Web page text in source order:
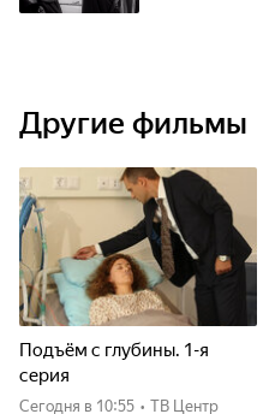
Другие фильмы
Подъём с глубины. 1-я
серия
Сегодня в 10:55 • ТВ Центр